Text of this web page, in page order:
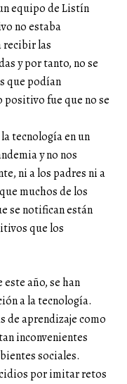
equipo de Listín
no estaba
recibir las
y por tanto, no se
que podían
positivo fue que no se
tecnología en un
y no nos
ni a los padres ni a
muchos de los
se notifican están
que los
año, se han
a la tecnología.
de aprendizaje como
inconvenientes
sociales.
por imitar retos